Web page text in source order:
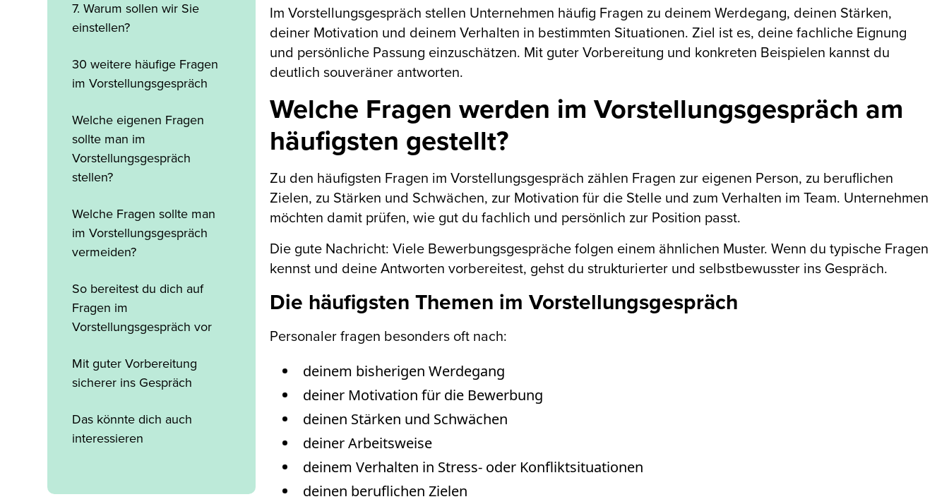
7. Warum sollen wir Sie
einstellen?
30 weitere häufige Fragen
im Vorstellungsgespräch
Welche eigenen Fragen
sollte man im
Vorstellungsgespräch
stellen?
Welche Fragen sollte man
im Vorstellungsgespräch
vermeiden?
So bereitest du dich auf
Fragen im
Vorstellungsgespräch vor
Mit guter Vorbereitung
sicherer ins Gespräch
Das könnte dich auch
interessieren
Im Vorstellungsgespräch stellen Unternehmen häufig Fragen zu deinem Werdegang, deinen Stärken,
deiner Motivation und deinem Verhalten in bestimmten Situationen. Ziel ist es, deine fachliche Eignung
und persönliche Passung einzuschätzen. Mit guter Vorbereitung und konkreten Beispielen kannst du
deutlich souveräner antworten.
Welche Fragen werden im Vorstellungsgespräch am
häufigsten gestellt?
Zu den häufigsten Fragen im Vorstellungsgespräch zählen Fragen zur eigenen Person, zu beruflichen
Zielen, zu Stärken und Schwächen, zur Motivation für die Stelle und zum Verhalten im Team. Unternehmen
möchten damit prüfen, wie gut du fachlich und persönlich zur Position passt.
Die gute Nachricht: Viele Bewerbungsgespräche folgen einem ähnlichen Muster. Wenn du typische Fragen
kennst und deine Antworten vorbereitest, gehst du strukturierter und selbstbewusster ins Gespräch.
Die häufigsten Themen im Vorstellungsgespräch
Personaler fragen besonders oft nach:
deinem bisherigen Werdegang
deiner Motivation für die Bewerbung
deinen Stärken und Schwächen
deiner Arbeitsweise
deinem Verhalten in Stress- oder Konfliktsituationen
deinen beruflichen Zielen